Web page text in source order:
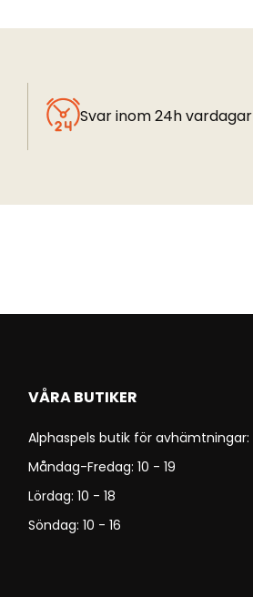
Svar inom 24h vardagar
VÅRA BUTIKER
Alphaspels butik för avhämtningar:
Måndag-Fredag: 10 - 19
Lördag: 10 - 18
Söndag: 10 - 16